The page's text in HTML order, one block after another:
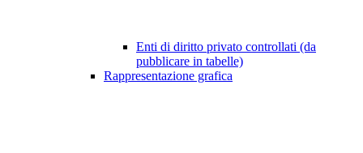
Enti di diritto privato controllati (da
pubblicare in tabelle)
Rappresentazione grafica